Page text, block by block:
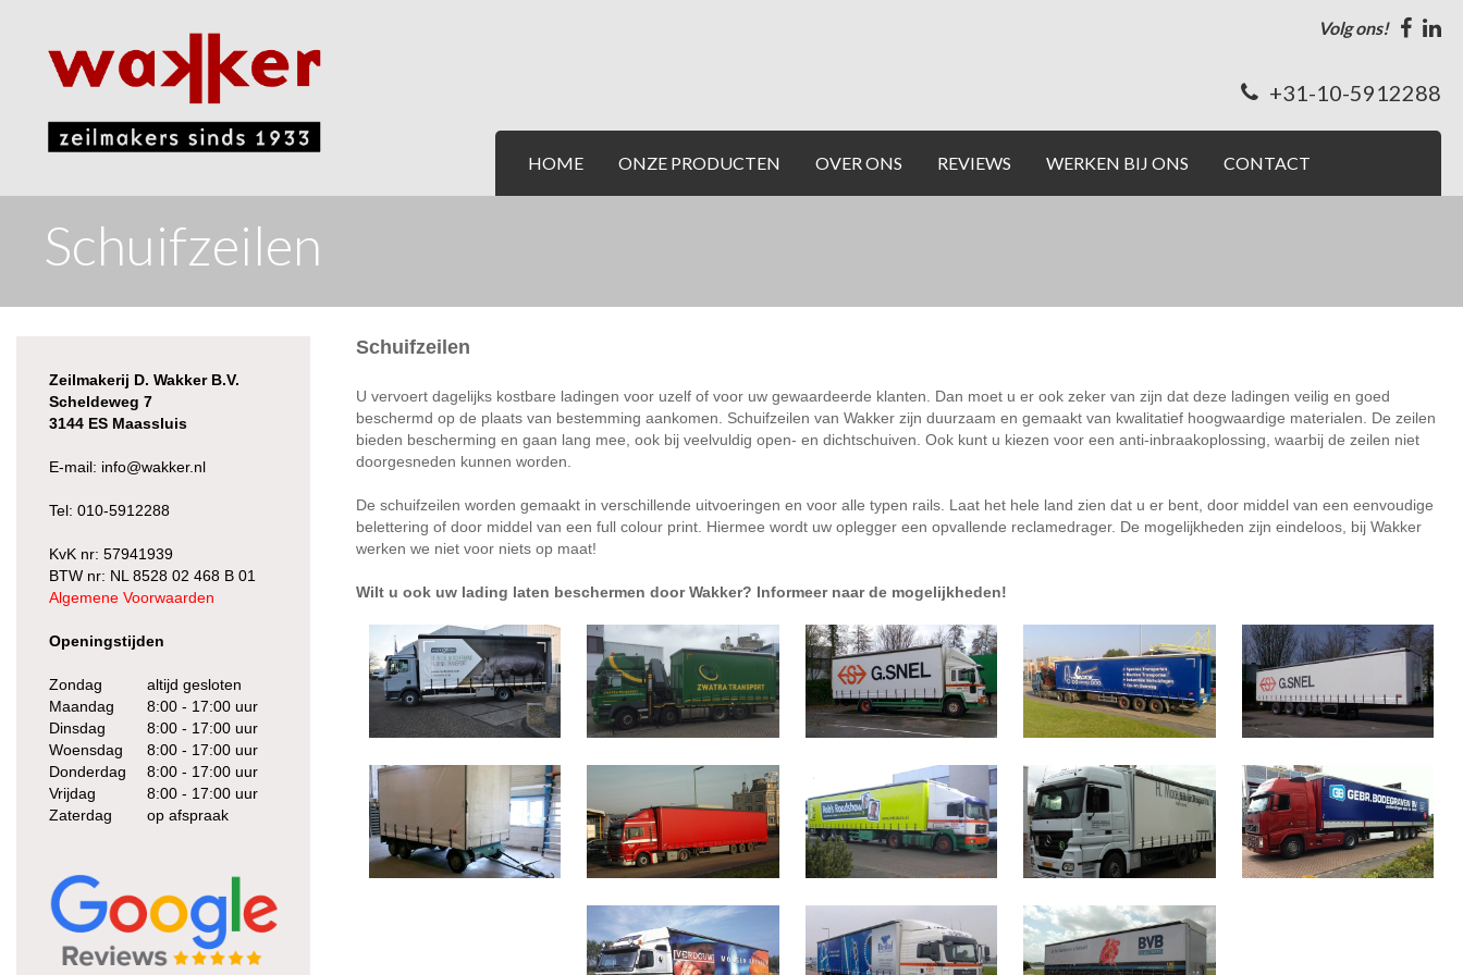
Volg ons!
+31-10-5912288
HOME ONZE PRODUCTEN OVER ONS REVIEWS WERKEN BIJ ONS CONTACT
Schuifzeilen
Zeilmakerij D. Wakker B.V.
Scheldeweg 7
3144 ES Maassluis
E-mail: info@wakker.nl
Tel: 010-5912288
KvK nr: 57941939
BTW nr: NL 8528 02 468 B 01
Algemene Voorwaarden
Openingstijden
Zondag
Maandag
Dinsdag
Woensdag
Donderdag
Vrijdag
Zaterdag
altijd gesloten
8:00 - 17:00 uur
8:00 - 17:00 uur
8:00 - 17:00 uur
8:00 - 17:00 uur
8:00 - 17:00 uur
op afspraak
Schuifzeilen
U vervoert dagelijks kostbare ladingen voor uzelf of voor uw gewaardeerde klanten. Dan moet u er ook zeker van zijn dat deze ladingen veilig en goed
beschermd op de plaats van bestemming aankomen. Schuifzeilen van Wakker zijn duurzaam en gemaakt van kwalitatief hoogwaardige materialen. De zeilen
bieden bescherming en gaan lang mee, ook bij veelvuldig open- en dichtschuiven. Ook kunt u kiezen voor een anti-inbraakoplossing, waarbij de zeilen niet
doorgesneden kunnen worden.
De schuifzeilen worden gemaakt in verschillende uitvoeringen en voor alle typen rails. Laat het hele land zien dat u er bent, door middel van een eenvoudige
belettering of door middel van een full colour print. Hiermee wordt uw oplegger een opvallende reclamedrager. De mogelijkheden zijn eindeloos, bij Wakker
werken we niet voor niets op maat!
Wilt u ook uw lading laten beschermen door Wakker? Informeer naar de mogelijkheden!